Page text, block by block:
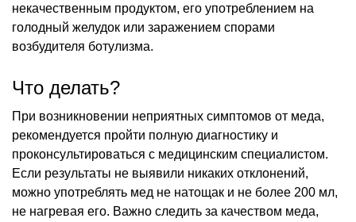
некачественным продуктом, его употреблением на
голодный желудок или заражением спорами
возбудителя ботулизма.
Что делать?
При возникновении неприятных симптомов от меда,
рекомендуется пройти полную диагностику и
проконсультироваться с медицинским специалистом.
Если результаты не выявили никаких отклонений,
можно употреблять мед не натощак и не более 200 мл,
не нагревая его. Важно следить за качеством меда,